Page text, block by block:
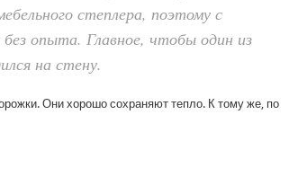
степлера, поэтому с
опыта. Главное, чтобы один из
на стену.
Они хорошо сохраняют тепло. К тому же, по